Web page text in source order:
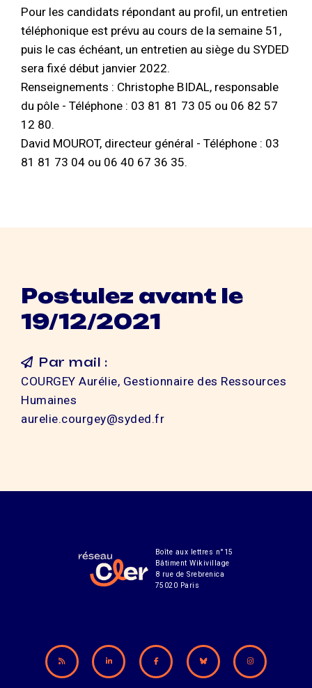
Pour les candidats répondant au profil, un entretien
téléphonique est prévu au cours de la semaine 51,
puis le cas échéant, un entretien au siège du SYDED
sera fixé début janvier 2022.
Renseignements : Christophe BIDAL, responsable
du pôle - Téléphone : 03 81 81 73 05 ou 06 82 57
12 80.
David MOUROT, directeur général - Téléphone : 03
81 81 73 04 ou 06 40 67 36 35.
Postulez avant le
19/12/2021
Par mail :
COURGEY Aurélie, Gestionnaire des Ressources
Humaines
aurelie.courgey@syded.fr
Boîte aux lettres n°15
Bâtiment Wikivillage
8 rue de Srebrenica
75020 Paris